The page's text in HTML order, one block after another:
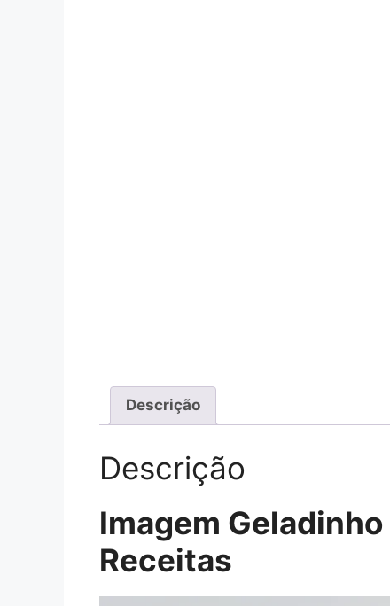
Descrição
Descrição
Imagem
Receitas